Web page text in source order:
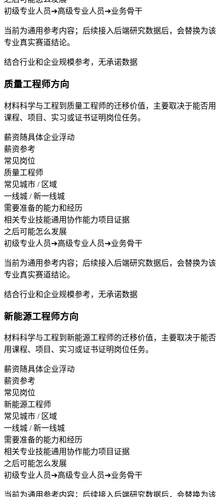
初级专业人员➔高级专业人员➔业务骨干
当前为通用参考内容；后续接入后端研究数据后，会替换为该
专业真实赛道结论。
结合行业和企业规模参考，无承诺数据
质量工程师方向
材料科学与工程到质量工程师的迁移价值，主要取决于能否用
课程、项目、实习或证书证明岗位任务。
薪资随具体企业浮动
薪资参考
常见岗位
质量工程师
常见城市 / 区域
一线城 / 新一线城
需要准备的能力和经历
相关专业技能通用协作能力项目证据
之后可能怎么发展
初级专业人员➔高级专业人员➔业务骨干
当前为通用参考内容；后续接入后端研究数据后，会替换为该
专业真实赛道结论。
结合行业和企业规模参考，无承诺数据
新能源工程师方向
材料科学与工程到新能源工程师的迁移价值，主要取决于能否
用课程、项目、实习或证书证明岗位任务。
薪资随具体企业浮动
薪资参考
常见岗位
新能源工程师
常见城市 / 区域
一线城 / 新一线城
需要准备的能力和经历
相关专业技能通用协作能力项目证据
之后可能怎么发展
初级专业人员➔高级专业人员➔业务骨干
当前为通用参考内容；后续接入后端研究数据后，会替换为该